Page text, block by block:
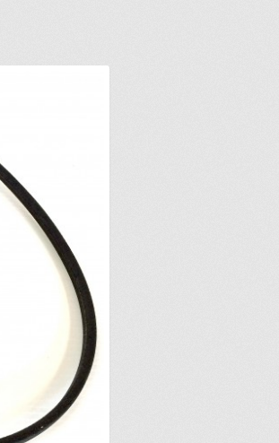
ON L’AJOUTE POUR VOUS !
METTEZ CETTE PAGE DANS VOS FAVORIS!